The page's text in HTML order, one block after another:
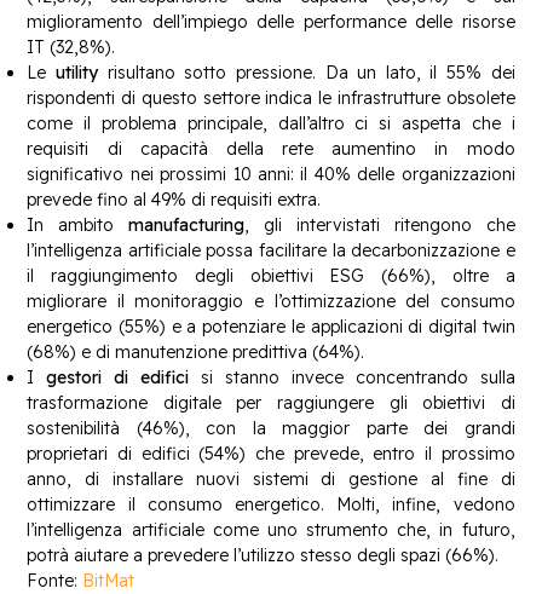
miglioramento dell’impiego delle performance delle risorse
IT (32,8%).
Leutilityrisultano sotto pressione. Da un lato, il 55% dei
rispondenti di questo settore indica le infrastrutture obsolete
come il problema principale, dall’altro ci si aspetta che i
requisiti di capacità della rete aumentino in modo
significativo nei prossimi 10 anni: il 40% delle organizzazioni
prevede fino al 49% di requisiti extra.
In ambitomanufacturing, gli intervistati ritengono che
l’intelligenza artificiale possa facilitare la decarbonizzazione e
il raggiungimento degli obiettivi ESG (66%), oltre a
migliorare il monitoraggio e l’ottimizzazione del consumo
energetico (55%) e a potenziare le applicazioni di digital twin
(68%) e di manutenzione predittiva (64%).
Igestori di edifici si stanno invece concentrando sulla
trasformazione digitale per raggiungere gli obiettivi di
sostenibilità (46%), con la maggior parte dei grandi
proprietari di edifici (54%) che prevede, entro il prossimo
anno, di installare nuovi sistemi di gestione al fine di
ottimizzare il consumo energetico. Molti, infine, vedono
l’intelligenza artificiale come uno strumento che, in futuro,
potrà aiutare a prevedere l’utilizzo stesso degli spazi (66%).
Fonte: BitMat